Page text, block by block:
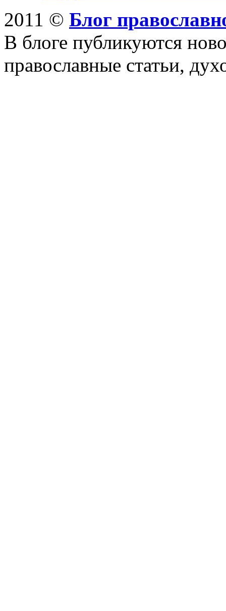
2011 © Блог
В блоге публикуются
православные статьи,